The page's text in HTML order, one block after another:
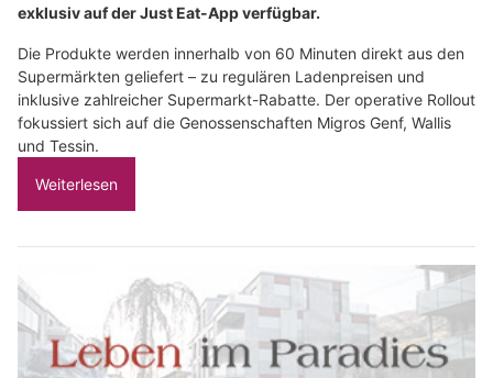
exklusiv auf der Just Eat-App verfügbar.
Die Produkte werden innerhalb von 60 Minuten direkt aus den
Supermärkten geliefert – zu regulären Ladenpreisen und
inklusive zahlreicher Supermarkt-Rabatte. Der operative Rollout
fokussiert sich auf die Genossenschaften Migros Genf, Wallis
und Tessin.
Weiterlesen